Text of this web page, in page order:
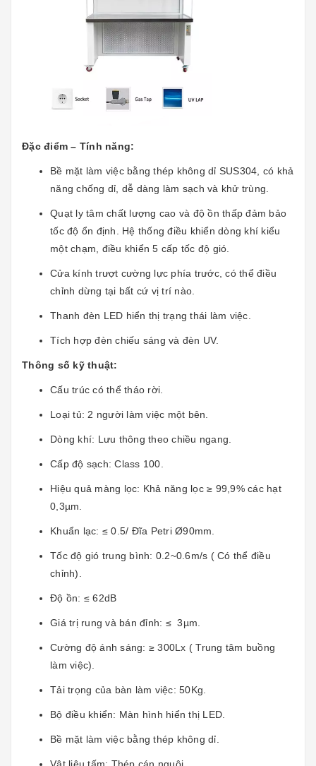
Đặc điểm – Tính năng:
Bề mặt làm việc bằng thép không dỉ SUS304, có khả
năng chống dỉ, dễ dàng làm sạch và khử trùng.
Quạt ly tâm chất lượng cao và độ ồn thấp đảm bảo
tốc độ ổn định. Hệ thống điều khiển dòng khí kiểu
một chạm, điều khiển 5 cấp tốc độ gió.
Cửa kính trượt cường lực phía trước, có thể điều
chỉnh dừng tại bất cứ vị trí nào.
Thanh đèn LED hiển thị trạng thái làm việc.
Tích hợp đèn chiếu sáng và đèn UV.
Thông số kỹ thuật:
Cấu trúc có thể tháo rời.
Loại tủ: 2 người làm việc một bên.
Dòng khí: Lưu thông theo chiều ngang.
Cấp độ sạch: Class 100.
Hiệu quả màng lọc: Khả năng lọc ≥ 99,9% các hạt
0,3µm.
Khuẩn lạc: ≤ 0.5/ Đĩa Petri Ø90mm.
Tốc độ gió trung bình: 0.2~0.6m/s ( Có thể điều
chỉnh).
Độ ồn: ≤ 62dB
Giá trị rung và bán đỉnh: ≤ 3µm.
Cường độ ánh sáng: ≥ 300Lx ( Trung tâm buồng
làm việc).
Tải trọng của bàn làm việc: 50Kg.
Bộ điều khiển: Màn hình hiển thị LED.
Bề mặt làm việc bằng thép không dỉ.